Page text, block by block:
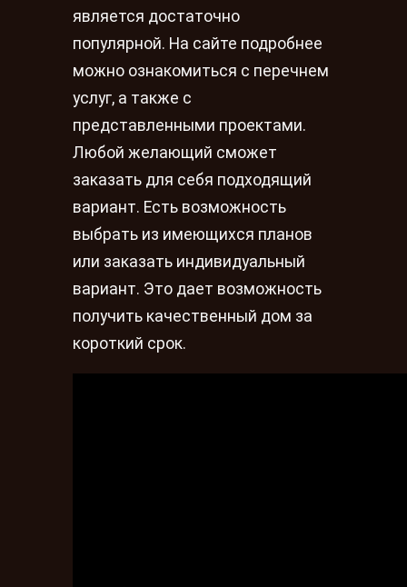
является достаточно
популярной. На сайте подробнее
можно ознакомиться с перечнем
услуг, а также с
представленными проектами.
Любой желающий сможет
заказать для себя подходящий
вариант. Есть возможность
выбрать из имеющихся планов
или заказать индивидуальный
вариант. Это дает возможность
получить качественный дом за
короткий срок.